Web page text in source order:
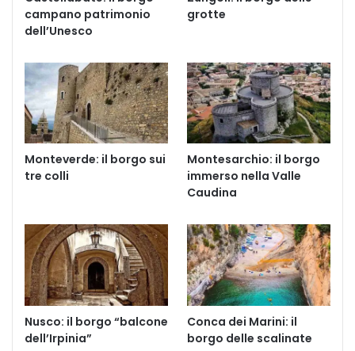
campano patrimonio
dell’Unesco
grotte
Monteverde: il borgo sui
tre colli
Montesarchio: il borgo
immerso nella Valle
Caudina
Nusco: il borgo “balcone
dell’Irpinia”
Conca dei Marini: il
borgo delle scalinate